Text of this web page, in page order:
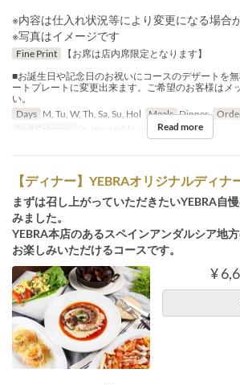
※内容は仕入れ状況等により変更になる場合
※写真はイメージです
Fine Print
【お席は店内席限定となります】
■お誕生日や記念日のお祝いにコースのデザートを
ートプレートに変更出来ます。ご希望のお客様はメ
い。
Days M, Tu, W, Th, Sa, Su, Hol Meals Dinner
Seat Category
in-store table, counterRead more
【ディナー】YEBRAオリジナルディナ
まずは召し上がっていただきたいYEBRA自
みました。
YEBRA本店のあるスペインアンダルシア地
お楽しみいただけるコースです。
¥